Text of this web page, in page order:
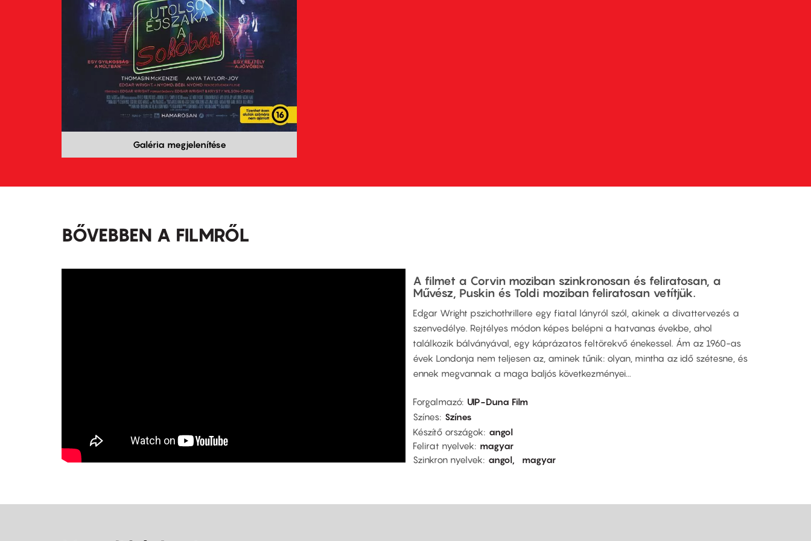
Galéria megjelenítése
BŐVEBBEN A FILMRŐL
A filmet a Corvin moziban szinkronosan és feliratosan, a
Művész, Puskin és Toldi moziban feliratosan vetítjük.
Edgar Wright pszichothrillere egy fiatal lányról szól, akinek a divattervezés a
szenvedélye. Rejtélyes módon képes belépni a hatvanas évekbe, ahol
találkozik bálványával, egy káprázatos feltörekvő énekessel. Ám az 1960-as
évek Londonja nem teljesen az, aminek tűnik: olyan, mintha az idő szétesne, és
ennek megvannak a maga baljós következményei...
Forgalmazó UIP-Duna Film
Színes Színes
Készítő országok
angol
Felirat nyelvek
magyar
Szinkron nyelvek
angol magyar